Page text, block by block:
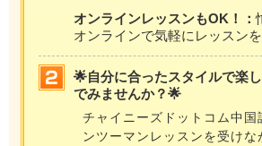
オンラインレッスンもOK！：
オンラインで気軽にレッスンを
🌟自分に合ったスタイルで楽
でみませんか？🌟
チャイニーズドットコム中国
ンツーマンレッスンを受けな